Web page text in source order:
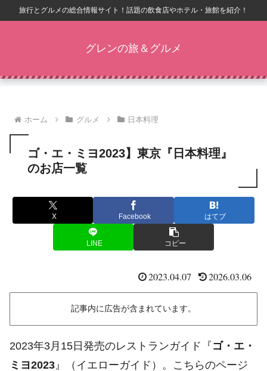
旅行とグルメの総合情報サイト！話題の飲食店やホテル・旅館を紹介！
グレンの旅＆グルメ
ホーム グルメ 日本料理
ゴ・エ・ミヨ2023】東京『日本料理』
のお店一覧
X Facebook はてブ
LINE コピー
2023.04.07 2026.03.06
記事内に広告が含まれています。
2023年3月15日発売のレストランガイド『 ゴ・エ・
ミヨ2023 』（イエローガイド）。こちらのページ